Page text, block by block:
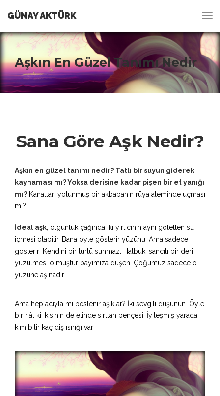
GÜNAY AKTÜRK
Aşkın En Güzel Tanımı Nedir
Sana Göre Aşk Nedir?
Aşkın en güzel tanımı nedir? Tatlı bir suyun giderek
kaynaması mı? Yoksa derisine kadar pişen bir et yanığı
mı? Kanatları yolunmuş bir akbabanın rüya aleminde uçması
mı?
İdeal aşk , olgunluk çağında iki yırtıcının aynı göletten su
içmesi olabilir. Bana öyle gösterir yüzünü. Ama sadece
gösterir! Kendini bir türlü sunmaz. Halbuki sancılı bir deri
yüzülmesi olmuştur payımıza düşen. Çoğumuz sadece o
yüzüne aşinadır.
Ama hep acıyla mı beslenir aşıklar? İki sevgili düşünün. Öyle
bir hâl ki ikisinin de etinde sırtlan pençesi! İyileşmiş yarada
kim bilir kaç diş ısırığı var!